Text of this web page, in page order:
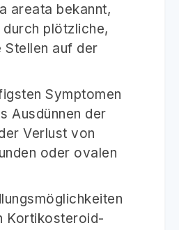
areata bekannt,
plötzliche,
Stellen auf der
Symptomen
Ausdünnen der
Verlust von
oder ovalen
Kortikosteroid-